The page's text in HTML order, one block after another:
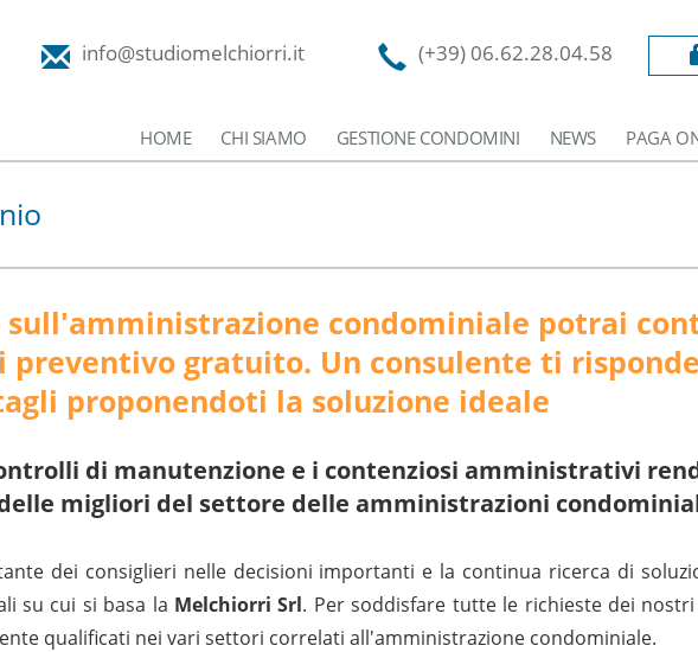
info@studiomelchiorri.it (+39) 06.62.28.04.58
HOME CHI SIAMO GESTIONE CONDOMINI NEWS PAGA
condominiale potrai
gratuito. Un consulente ti
proponendoti la soluzione ideale
di manutenzione e i contenziosi amministrativi
migliori del settore delle amministrazioni
dei consiglieri nelle decisioni importanti e la continua ricerca di
su cui si basa la Melchiorri Srl. Per soddisfare tutte le richieste dei
qualificati nei vari settori correlati all'amministrazione condominiale.